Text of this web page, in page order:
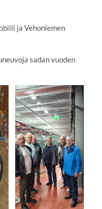
ja Vehoniemen
sadan vuoden